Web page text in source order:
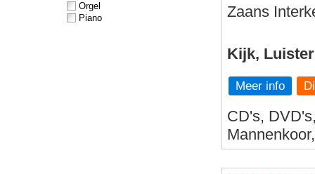
Orgel
Piano
Zaans
Kijk,
Meer info
CD's,